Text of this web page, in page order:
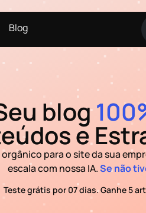
Blog
blog
e
para o site da sua
escala com nossa IA.Se não
Teste grátis por 07 dias. Ganhe 5